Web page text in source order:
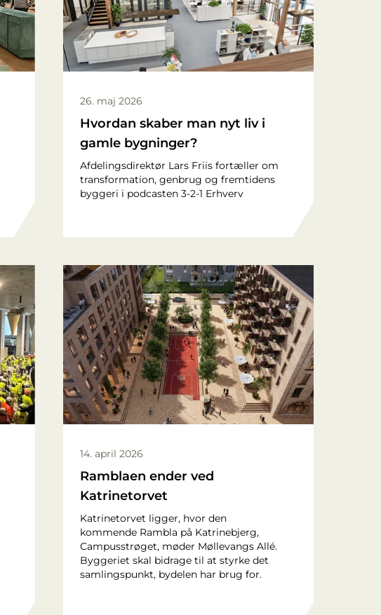
26. maj 2026
Hvordan skaber man nyt liv i
gamle bygninger?
Afdelingsdirektør Lars Friis fortæller om
transformation, genbrug og fremtidens
byggeri i podcasten 3-2-1 Erhverv
14. april 2026
Ramblaen ender ved
Katrinetorvet
Katrinetorvet ligger, hvor den
kommende Rambla på Katrinebjerg,
Campusstrøget, møder Møllevangs Allé.
Byggeriet skal bidrage til at styrke det
samlingspunkt, bydelen har brug for.